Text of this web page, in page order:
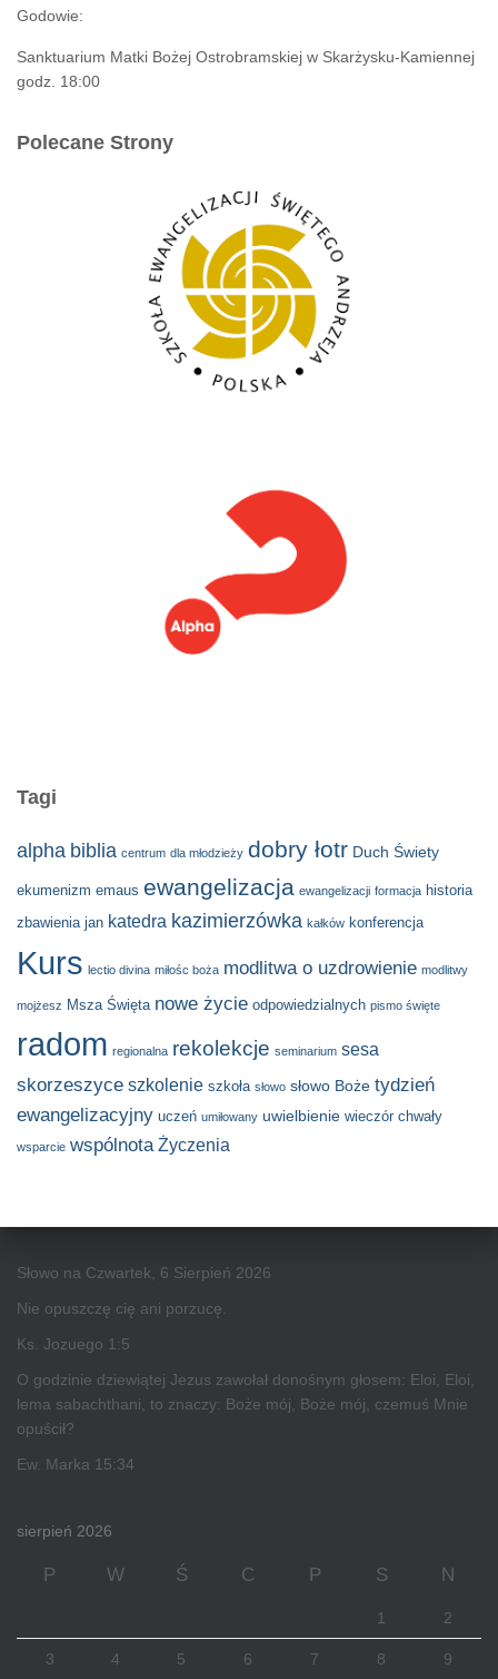
Godowie:
Sanktuarium Matki Bożej Ostrobramskiej w Skarżysku-Kamiennej
godz. 18:00
Polecane Strony
Tagi
alpha biblia centrum dla młodzieży dobry łotr Duch Świety
ekumenizm emaus ewangelizacja ewangelizacji formacja historia
zbawienia jan katedra kazimierzówka kałków konferencja
Kurs lectio divina miłośc boża modlitwa o uzdrowienie modlitwy
mojżesz Msza Święta nowe życie odpowiedzialnych pismo święte
radom regionalna rekolekcje seminarium sesa
skorzeszyce szkolenie szkoła słowo słowo Boże tydzień
ewangelizacyjny uczeń umiłowany uwielbienie wieczór chwały
wsparcie wspólnota Życzenia
Słowo na Czwartek, 6 Sierpień 2026
Nie opuszczę cię ani porzucę.
Ks. Jozuego 1:5
O godzinie dziewiątej Jezus zawołał donośnym głosem: Eloi, Eloi,
lema sabachthani, to znaczy: Boże mój, Boże mój, czemuś Mnie
opuścił?
Ew. Marka 15:34
sierpień 2026
P W Ś C P S N
1 2
3 4 5 6 7 8 9